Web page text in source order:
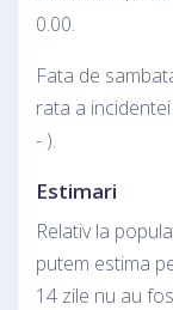
0.00.
Fata de
rata a
- ).
Estimari
Relativ la
putem estima
14 zile nu au